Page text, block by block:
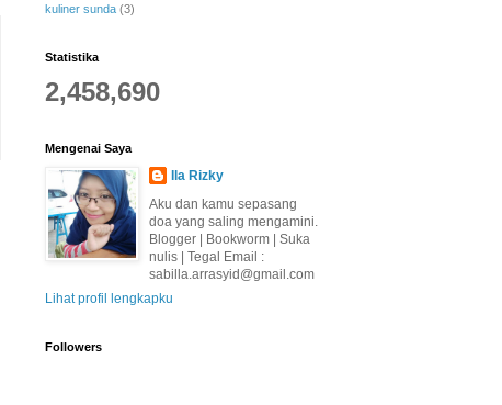
kuliner sunda (3)
Statistika
2,458,690
Mengenai Saya
Ila Rizky
Aku dan kamu sepasang
doa yang saling mengamini.
Blogger | Bookworm | Suka
nulis | Tegal Email :
sabilla.arrasyid@gmail.com
Lihat profil lengkapku
Followers